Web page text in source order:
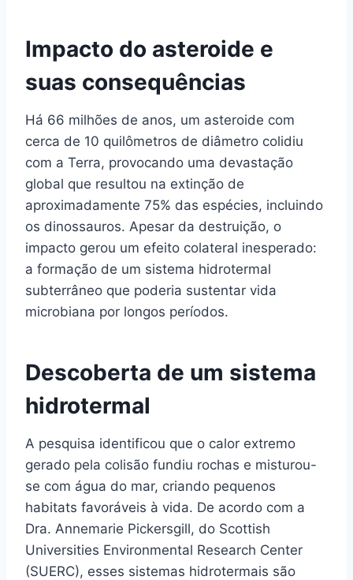
Impacto do asteroide e
suas consequências
Há 66 milhões de anos, um asteroide com
cerca de 10 quilômetros de diâmetro colidiu
com a Terra, provocando uma devastação
global que resultou na extinção de
aproximadamente 75% das espécies, incluindo
os dinossauros. Apesar da destruição, o
impacto gerou um efeito colateral inesperado:
a formação de um sistema hidrotermal
subterrâneo que poderia sustentar vida
microbiana por longos períodos.
Descoberta de um sistema
hidrotermal
A pesquisa identificou que o calor extremo
gerado pela colisão fundiu rochas e misturou-
se com água do mar, criando pequenos
habitats favoráveis à vida. De acordo com a
Dra. Annemarie Pickersgill, do Scottish
Universities Environmental Research Center
(SUERC), esses sistemas hidrotermais são